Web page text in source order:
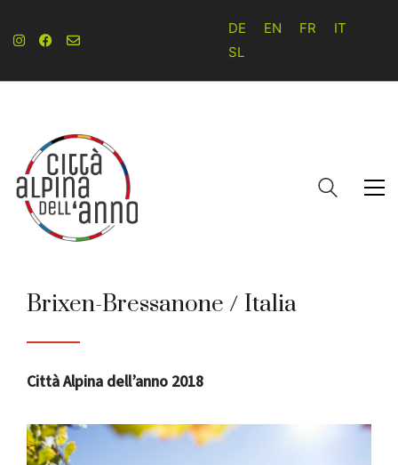
DE EN FR
IT
SL
Brixen-Bressanone / Italia
Città Alpina dell’anno 2018